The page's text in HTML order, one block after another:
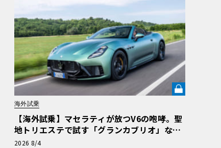
海外試乗
【海外試乗】マセラティが放つV6の咆哮。聖
地トリエステで試す「グランカブリオ」など
最新トロフェオ3台の官能評価《LE VOLANT
2026 8/4